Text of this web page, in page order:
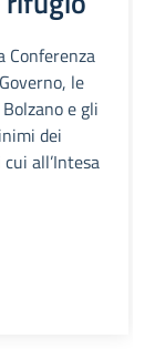
Conferenza
le
e gli
dei
all’Intesa